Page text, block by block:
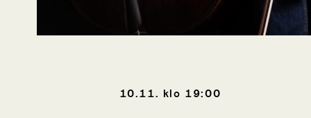
10.11. klo 19:00